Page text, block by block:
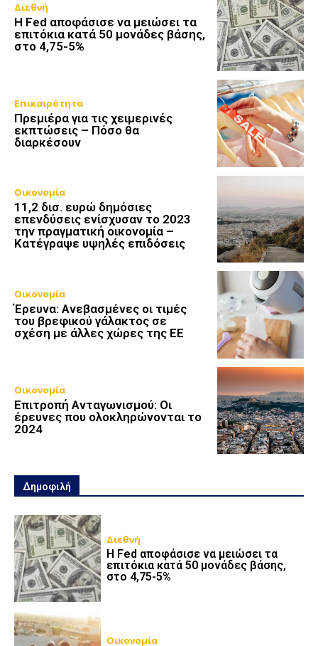
Διεθνή
Η Fed αποφάσισε να μειώσει τα
επιτόκια κατά 50 μονάδες βάσης,
στο 4,75-5%
Επικαιρότητα
Πρεμιέρα για τις χειμερινές
εκπτώσεις – Πόσο θα
διαρκέσουν
Οικονομία
11,2 δισ. ευρώ δημόσιες
επενδύσεις ενίσχυσαν το 2023
την πραγματική οικονομία –
Κατέγραψε υψηλές επιδόσεις
Οικονομία
Έρευνα: Ανεβασμένες οι τιμές
του βρεφικού γάλακτος σε
σχέση με άλλες χώρες της ΕΕ
Οικονομία
Επιτροπή Ανταγωνισμού: Οι
έρευνες που ολοκληρώνονται το
2024
Δημοφιλή
Διεθνή
Η Fed αποφάσισε να μειώσει τα
επιτόκια κατά 50 μονάδες βάσης,
στο 4,75-5%
Οικονομία